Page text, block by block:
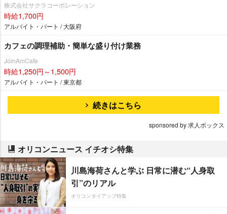
株式会社サクラコーポレーション
時給1,700円
アルバイト・パート / 大阪府
カフェの調理補助・簡単な盛り付け業務
JoinAmCafe
時給1,250円～1,500円
アルバイト・パート / 東京都
続きはこちら
sponsored by 求人ボックス
オリコンニュース イチオシ特集
川島海荷さんと学ぶ 日常に潜む“人身取
引”のリアル
オリコンタイアップ特集